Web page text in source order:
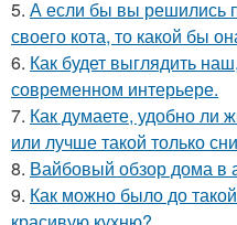
5. А если бы вы решились
своего кота, то какой бы
6. Как будет выглядить
современном интерьере.
7. Как думаете, удобно ли
или лучше такой только
8. Вайбовый обзор дома в
9. Как можно было до